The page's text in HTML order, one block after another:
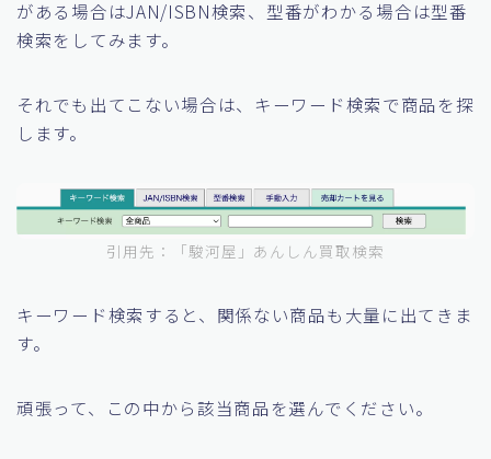
がある場合はJAN/ISBN検索、型番がわかる場合は型番
検索をしてみます。
それでも出てこない場合は、キーワード検索で商品を探
します。
引用先：「駿河屋」あんしん買取検索
キーワード検索すると、関係ない商品も大量に出てきま
す。
頑張って、この中から該当商品を選んでください。